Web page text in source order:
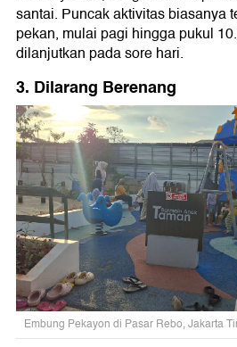
santai. Puncak aktivitas biasanya
pekan, mulai pagi hingga pukul
dilanjutkan pada sore hari.
3. Dilarang Berenang
Embung Pekayon di Pasar Rebo, Jakarta